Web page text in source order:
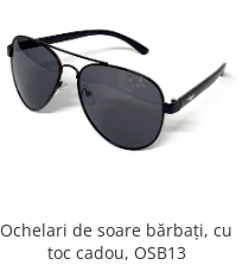
Ochelari de soare bărbați, cu
toc cadou, OSB13